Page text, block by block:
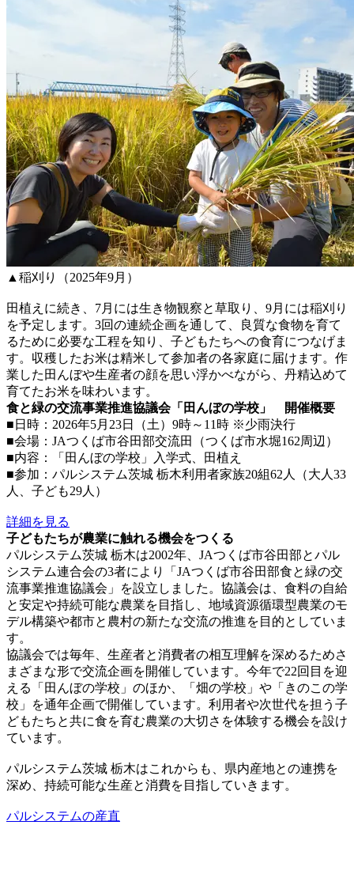
▲稲刈り（2025年9月）
田植えに続き、7月には生き物観察と草取り、9月には稲刈り
を予定します。3回の連続企画を通して、良質な食物を育て
るために必要な工程を知り、子どもたちへの食育につなげま
す。収穫したお米は精米して参加者の各家庭に届けます。作
業した田んぼや生産者の顔を思い浮かべながら、丹精込めて
育てたお米を味わいます。
食と緑の交流事業推進協議会「田んぼの学校」 開催概要
■日時：2026年5月23日（土）9時～11時 ※少雨決行
■会場：JAつくば市谷田部交流田（つくば市水堀162周辺）
■内容：「田んぼの学校」入学式、田植え
■参加：パルシステム茨城 栃木利用者家族20組62人（大人33
人、子ども29人）
詳細を見る
子どもたちが農業に触れる機会をつくる
パルシステム茨城 栃木は2002年、JAつくば市谷田部とパル
システム連合会の3者により「JAつくば市谷田部食と緑の交
流事業推進協議会」を設立しました。協議会は、食料の自給
と安定や持続可能な農業を目指し、地域資源循環型農業のモ
デル構築や都市と農村の新たな交流の推進を目的としていま
す。
協議会では毎年、生産者と消費者の相互理解を深めるためさ
まざまな形で交流企画を開催しています。今年で22回目を迎
える「田んぼの学校」のほか、「畑の学校」や「きのこの学
校」を通年企画で開催しています。利用者や次世代を担う子
どもたちと共に食を育む農業の大切さを体験する機会を設け
ています。
パルシステム茨城 栃木はこれからも、県内産地との連携を
深め、持続可能な生産と消費を目指していきます。
パルシステムの産直